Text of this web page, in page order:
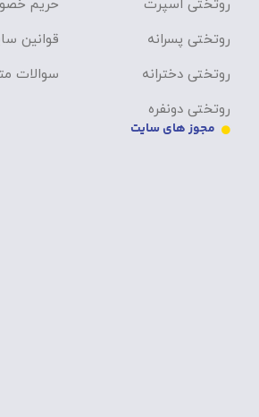
روتختی اسپرت
روتختی پسرانه
روتختی دخترانه
روتختی دونفره
حریم
قوانین
سوالات
مجوز های سایت